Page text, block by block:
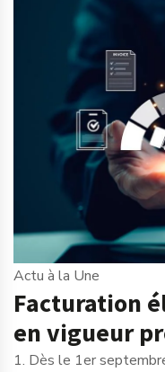
Actu à la Une
Facturation
en vigueur
1. Dès le 1er